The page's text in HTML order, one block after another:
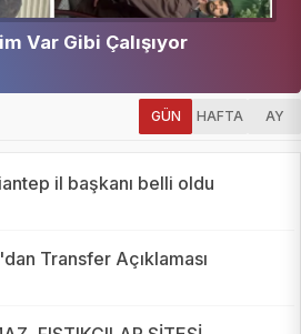
Var Gibi Çalışıyor
GÜN HAFTA AY
il başkanı belli oldu
Transfer Açıklaması